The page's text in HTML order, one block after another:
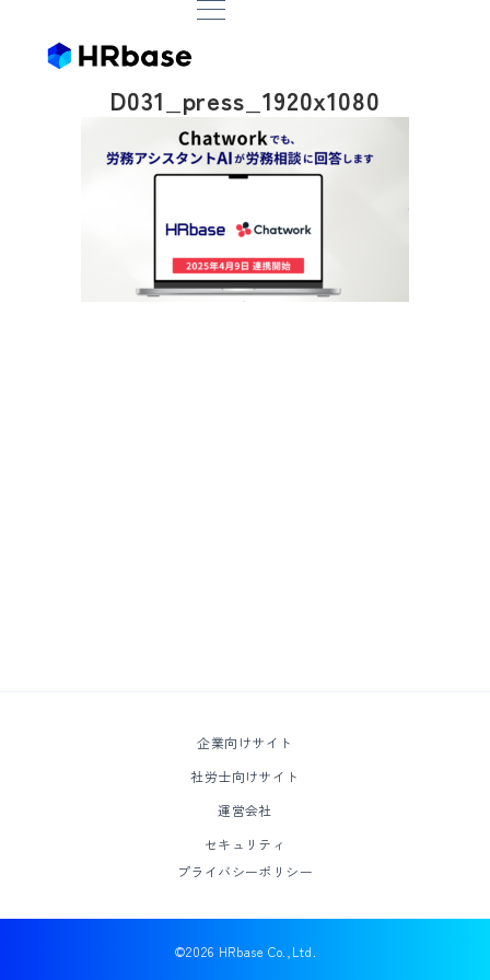
D031_press_1920x1080
企業向けサイト
社労士向けサイト
運営会社
セキュリティ
プライバシーポリシー
©2026 HRbase Co.,Ltd.